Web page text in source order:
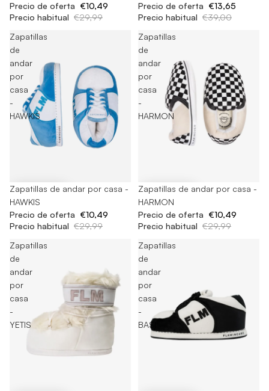
Precio de oferta €10,49
Precio habitual €29,99
Precio de oferta €13,65
Precio habitual €39,00
Zapatillas
de
andar
por
casa
-
HAWKIS
-65%
Zapatillas de andar por casa -
HAWKIS
Precio de oferta €10,49
Precio habitual €29,99
Zapatillas
de
andar
por
casa
-
HARMON
-65%
Zapatillas de andar por casa -
HARMON
Precio de oferta €10,49
Precio habitual €29,99
Zapatillas
de
andar
por
casa
-
YETIS
Zapatillas
de
andar
por
casa
-
BASI